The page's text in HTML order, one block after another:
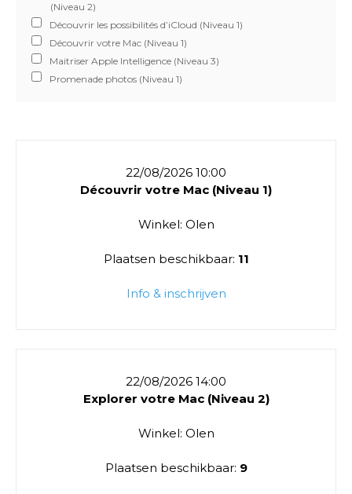
(Niveau 2)
Découvrir les possibilités d’iCloud (Niveau 1)
Découvrir votre Mac (Niveau 1)
Maitriser Apple Intelligence (Niveau 3)
Promenade photos (Niveau 1)
22/08/2026 10:00
Découvrir votre Mac (Niveau 1)
Winkel: Olen
Plaatsen beschikbaar: 11
Info & inschrijven
22/08/2026 14:00
Explorer votre Mac (Niveau 2)
Winkel: Olen
Plaatsen beschikbaar: 9